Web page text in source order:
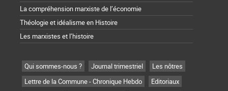
La compréhension marxiste de l’économie
Théologie et idéalisme en Histoire
Les marxistes et l’histoire
Qui sommes-nous ? Journal trimestriel
Les nôtres
Lettre de la Commune - Chronique Hebdo
Editoriaux